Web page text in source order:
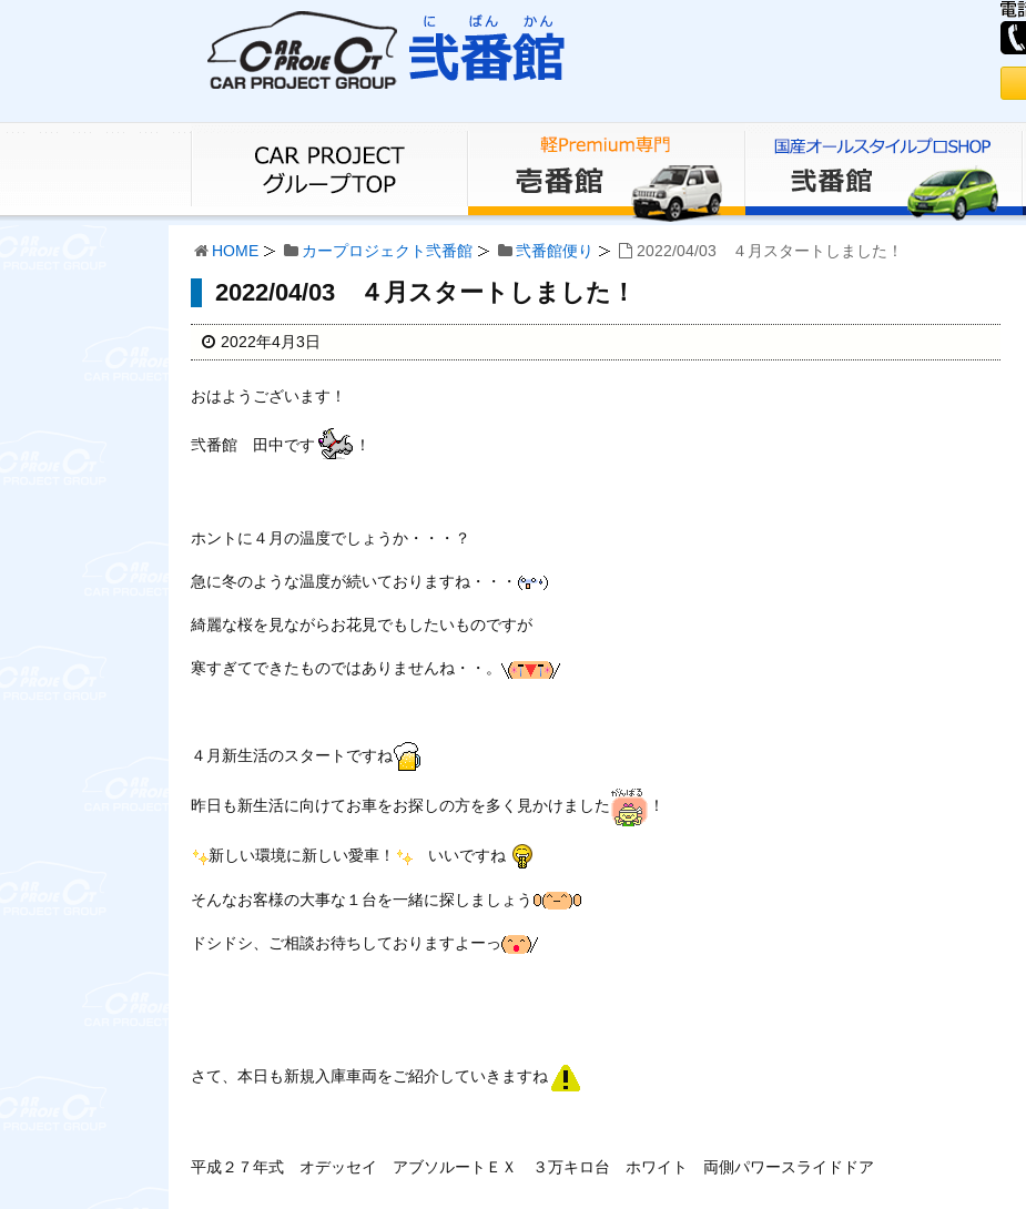
HOME カープロジェクト弐番館 弐番館便り 2022/04/03 ４月スタートしました！
2022/04/03 ４月スタートしました！
2022年4月3日
おはようございます！
弐番館 田中です ！
ホントに４月の温度でしょうか・・・？
急に冬のような温度が続いておりますね・・・
綺麗な桜を見ながらお花見でもしたいものですが
寒すぎてできたものではありませんね・・。
４月新生活のスタートですね
昨日も新生活に向けてお車をお探しの方を多く見かけました ！
新しい環境に新しい愛車！ いいですね
そんなお客様の大事な１台を一緒に探しましょう
ドシドシ、ご相談お待ちしておりますよーっ
さて、本日も新規入庫車両をご紹介していきますね
平成２７年式 オデッセイ アブソルートＥＸ ３万キロ台 ホワイト 両側パワースライドドア